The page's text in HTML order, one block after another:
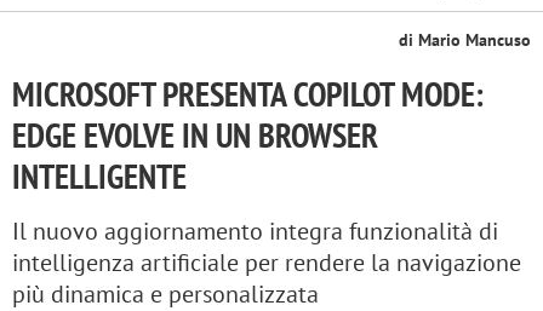
di Mario Mancuso
MICROSOFT PRESENTA COPILOT MODE:
EDGE EVOLVE IN UN BROWSER
INTELLIGENTE
Il nuovo aggiornamento integra funzionalità di
intelligenza artificiale per rendere la navigazione
più dinamica e personalizzata